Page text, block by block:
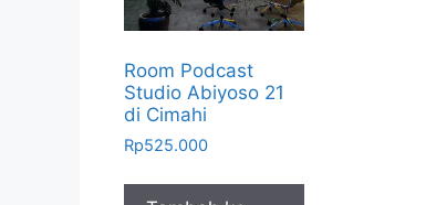
Room Podcast
Studio Abiyoso 21
di Cimahi
Rp525.000